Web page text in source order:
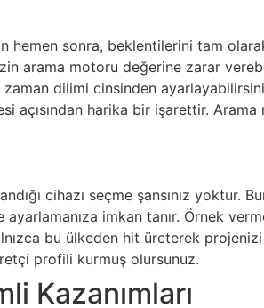
hemen sonra, beklentilerini tam
arama motoru değerine zarar
dilimi cinsinden
açısından harika bir işarettir.
cihazı seçme şansınız yoktur.
imkan tanır. Örnek
bu ülkeden hit üreterek
profili kurmuş olursunuz.
Kazanımları